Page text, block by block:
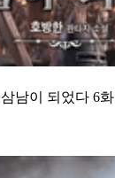
남이 되었다 6화